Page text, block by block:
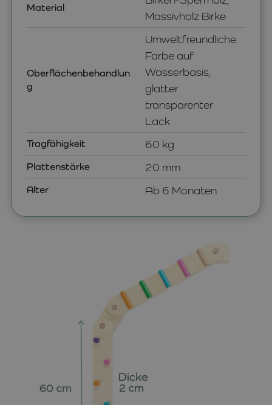
Material
Massivholz Birke
Oberflächenbehandlun
g
Umweltfreundliche
Farbe auf
Wasserbasis,
glatter
transparenter
Lack
Tragfähigkeit 60 kg
Plattenstärke 20 mm
Alter Ab 6 Monaten